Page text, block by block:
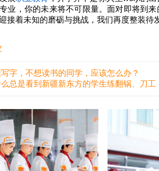
业，你的未来将不可限量。面对即将到
接着未知的磨砺与挑战，我们再度整装待
字，不想读书的同学，应该怎么办？
总是看到新疆新东方的学生练翻锅、刀工